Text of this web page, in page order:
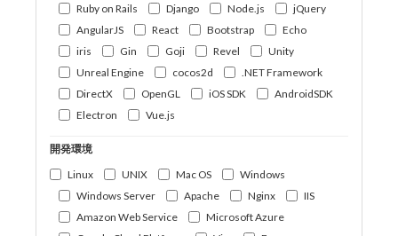
Ruby on Rails
Django Node.js
jQuery
AngularJS
React Bootstrap
Echo
iris
Gin Goji Revel
Unity
Unreal Engine
cocos2d
.NET Framework
DirectX
OpenGL iOS SDK
AndroidSDK
Electron
Vue.js
開発環境
Linux
UNIX Mac OS
Windows
Windows Server
Apache Nginx
IIS
Amazon Web Service
Microsoft Azure